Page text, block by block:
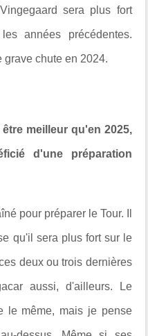
sera plus fort
années précédentes.
chute en 2024.
meilleur qu'en 2025,
d'une préparation
pour préparer le Tour. Il
qu'il sera plus fort sur le
deux ou trois dernières
aussi, d'ailleurs. Le
le même, mais je pense